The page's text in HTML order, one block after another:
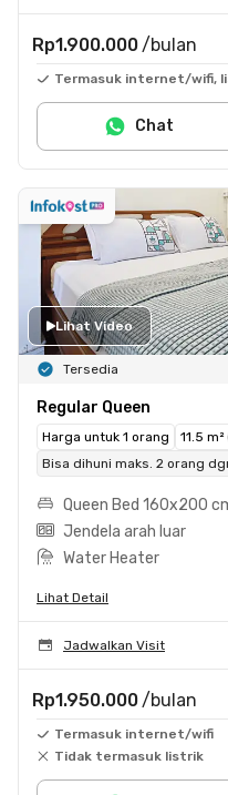
Rp1.900.000 /bulan
Termasuk internet/wifi,
Chat
Lihat Video
Tersedia
Regular Queen
Harga untuk 1 orang
11.5
Bisa dihuni maks. 2 orang
Queen Bed 160x200
Jendela arah luar
Water Heater
Lihat Detail
Jadwalkan Visit
Rp1.950.000 /bulan
Termasuk internet/wifi
Tidak termasuk listrik